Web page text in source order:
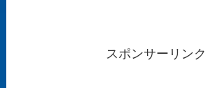
スポンサーリンク